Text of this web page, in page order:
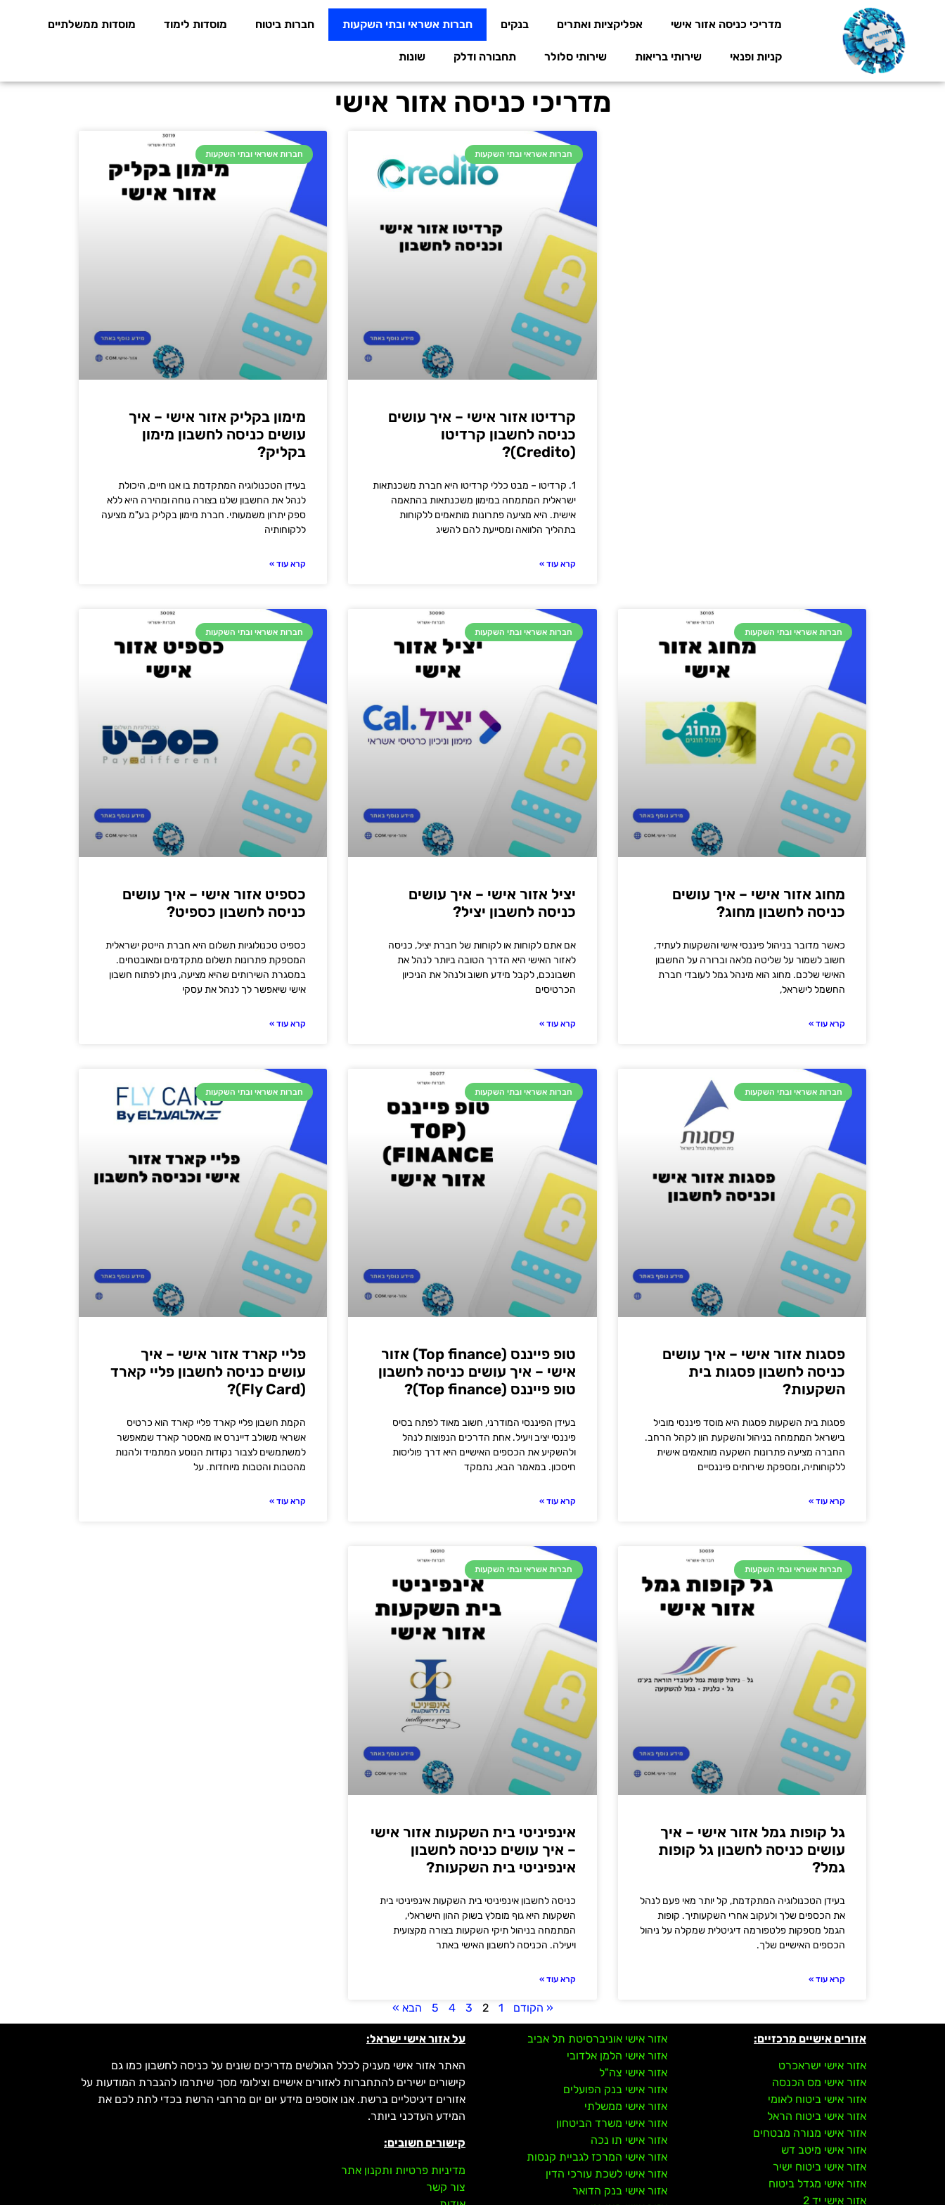
מדריכי כניסה אזור אישי אפליקציות ואתרים בנקים חברות אשראי ובתי השקעות חברות ביטוח מוסדות לימוד מוסדות ממשלתיים
קניות ופנאי שירותי בריאות שירותי סלולר תחבורה ודלק שונות
מדריכי כניסה אזור אישי
חברות אשראי ובתי השקעות
קרדיטו אזור אישי – איך עושים
כניסה לחשבון קרדיטו
(Credito)?
1. קרדיטו – מבט כללי קרדיטו היא חברת משכנתאות
ישראלית המתמחה במימון משכנתאות בהתאמה
אישית. היא מציעה פתרונות מותאמים ללקוחות
בתהליך הלוואה ומסייעת להם להשיג
קרא עוד »
חברות אשראי ובתי השקעות
מימון בקליק אזור אישי – איך
עושים כניסה לחשבון מימון
בקליק?
בעידן הטכנולוגיה המתקדמת בו אנו חיים, היכולת
לנהל את החשבון שלנו בצורה נוחה ומהירה היא ללא
ספק יתרון משמעותי. חברת מימון בקליק בע"מ מציעה
ללקוחותיה
קרא עוד »
חברות אשראי ובתי השקעות
מחוג אזור אישי – איך עושים
כניסה לחשבון מחוג?
כאשר מדובר בניהול פיננסי אישי והשקעות לעתיד,
חשוב לשמור על שליטה מלאה וברורה על החשבון
האישי שלכם. מחוג הוא מינהל גמל לעובדי חברת
החשמל לישראל,
קרא עוד »
חברות אשראי ובתי השקעות
יציל אזור אישי – איך עושים
כניסה לחשבון יציל?
אם אתם לקוחות או לקוחות של חברת יציל, כניסה
לאזור האישי היא הדרך הטובה ביותר לנהל את
חשבונכם, לקבל מידע חשוב ולנהל את הניכיון
הכרטיסים
קרא עוד »
חברות אשראי ובתי השקעות
כספיט אזור אישי – איך עושים
כניסה לחשבון כספיט?
כספיט טכנולוגיות תשלום היא חברת הייטק ישראלית
המספקת פתרונות תשלום מתקדמים ומאובטחים.
במסגרת השירותים שהיא מציעה, ניתן לפתוח חשבון
אישי שיאפשר לך לנהל את עסקי
קרא עוד »
חברות אשראי ובתי השקעות
פסגות אזור אישי – איך עושים
כניסה לחשבון פסגות בית
השקעות?
פסגות בית השקעות פסגות היא מוסד פיננסי מוביל
בישראל המתמחה בניהול והשקעת הון לקהל הרחב.
החברה מציעה פתרונות השקעה מותאמים אישית
ללקוחותיה, ומספקת שירותים פיננסיים
קרא עוד »
חברות אשראי ובתי השקעות
טופ פייננס (Top finance) אזור
אישי – איך עושים כניסה לחשבון
טופ פייננס (Top finance)?
בעידן הפיננסי המודרני, חשוב מאוד לפתח בסיס
פיננסי יציב ויעיל. אחת הדרכים הנפוצות לנהל
ולהשקיע את הכספים האישיים היא דרך פוליסות
חיסכון. במאמר הבא, נתמקד
קרא עוד »
חברות אשראי ובתי השקעות
פליי קארד אזור אישי – איך
עושים כניסה לחשבון פליי קארד
(Fly Card)?
הקמת חשבון פליי קארד פליי קארד הוא כרטיס
אשראי משולב דיינרס או מאסטר קארד שמאפשר
למשתמשים לצבור נקודות הנוסע המתמיד ולהנות
מהטבות והטבות מיוחדות. על
קרא עוד »
חברות אשראי ובתי השקעות
גל קופות גמל אזור אישי – איך
עושים כניסה לחשבון גל קופות
גמל?
בעידן הטכנולוגיה המתקדמת, קל יותר מאי פעם לנהל
את הכספים שלך ולעקוב אחרי השקעותיך. קופות
הגמל מספקות פלטפורמה דיגיטלית שמקלה על ניהול
הכספים האישיים שלך.
קרא עוד »
חברות אשראי ובתי השקעות
אינפיניטי בית השקעות אזור אישי
– איך עושים כניסה לחשבון
אינפיניטי בית השקעות?
כניסה לחשבון אינפיניטי בית השקעות אינפיניטי בית
השקעות היא גוף מומלץ בשוק ההון הישראלי,
המתמחה בניהול תיקי השקעות בצורה מקצועית
ויעילה. הכניסה לחשבון האישי באתר
קרא עוד »
« הקודם 1
2
3
4
5 הבא »
אזורים אישיים מרכזיים:
אזור אישי ישראכרט
אזור אישי מס הכנסה
אזור אישי ביטוח לאומי
אזור אישי ביטוח הראל
אזור אישי מנורה מבטחים
אזור אישי מיטב דש
אזור אישי ביטוח ישיר
אזור אישי מגדל ביטוח
אזור אישי יד 2
אזור אישי אוניברסיטת תל אביב
אזור אישי הלמן אלדובי
אזור אישי צה"ל
אזור אישי בנק הפועלים
אזור אישי ממשלתי
אזור אישי משרד הביטחון
אזור אישי תו נכה
אזור אישי המרכז לגביית קנסות
אזור אישי לשכת עורכי הדין
אזור אישי בנק הדואר
על אזור אישי ישראל:
האתר אזור אישי מעניק לכלל הגולשים מדריכים שונים על כניסה לחשבון כמו גם
קישורים ישירים להתחברות לאזורים אישיים וצילומי מסך שיתרמו להגברת המודעות על
אזורים דיגיטליים ברשת. אנו אוספים מידע יום יום מרחבי הרשת בכדי לתת לכם את
המידע העדכני ביותר.
קישורים חשובים:
מדיניות פרטיות ותקנון אתר
צור קשר